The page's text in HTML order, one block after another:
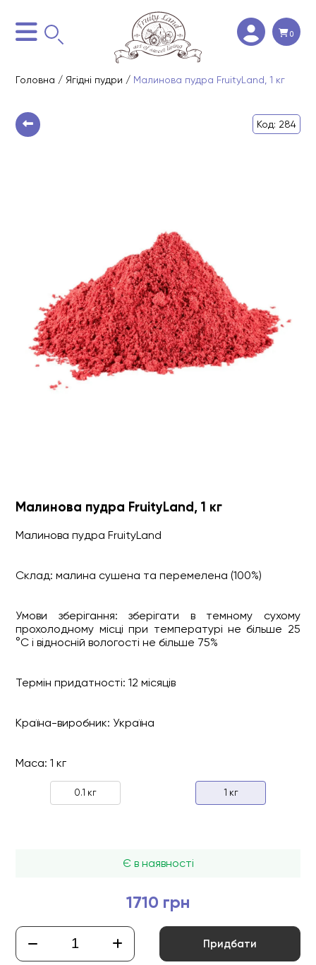
0
Головна / Ягідні пудри / Малинова пудра FruityLand, 1 кг
Код: 284
Малинова пудра FruityLand, 1 кг
Малинова пудра FruityLand
Склад: малина сушена та перемелена (100%)
Умови зберігання: зберігати в темному сухому
прохолодному місці при температурі не більше 25
°C і відносній вологості не більше 75%
Термін придатності: 12 місяців
Країна-виробник: Україна
Маса: 1 кг
0.1 кг 1 кг
Є в наявності
1710 грн
Придбати